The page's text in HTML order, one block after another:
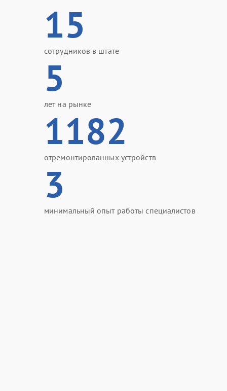
15
сотрудников в штате
5
лет на рынке
1182
отремонтированных устройств
3
минимальный опыт работы специалистов